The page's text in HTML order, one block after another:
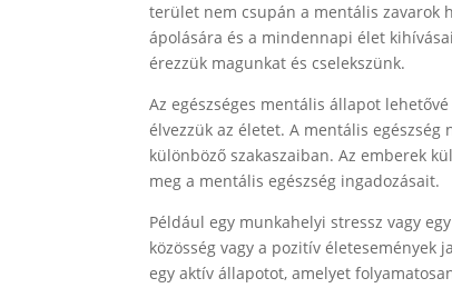
terület nem csupán a mentális zavarok
ápolására és a mindennapi élet
érezzük magunkat és cselekszünk.
Az egészséges mentális állapot
élvezzük az életet. A mentális
különböző szakaszaiban. Az emberek
meg a mentális egészség ingadozásait.
Például egy munkahelyi stressz vagy
közösség vagy a pozitív
egy aktív állapotot, amelyet